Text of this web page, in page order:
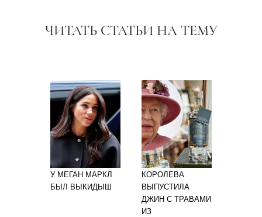
ЧИТАТЬ СТАТЬИ НА ТЕМУ
У МЕГАН МАРКЛ
БЫЛ ВЫКИДЫШ
КОРОЛЕВА
ВЫПУСТИЛА
ДЖИН С ТРАВАМИ
ИЗ